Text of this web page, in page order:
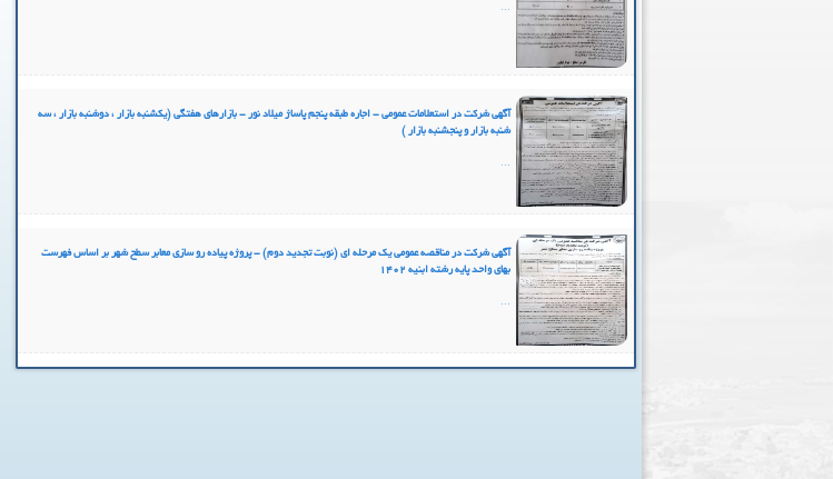
...
آگهی شرکت در استعلامات عمومی - اجاره طبقه پنجم پاساژ میلاد نور - بازارهای هفتگی (یکشنبه بازار ، دوشنبه بازار ، سه
شنبه بازار و پنجشنبه بازار )
...
آگهی شرکت در مناقصه عمومی یک مرحله ای (نوبت تجدید دوم) - پروژه پیاده رو سازی معابر سطح شهر بر اساس فهرست
بهای واحد پایه رشته ابنیه 1402
...